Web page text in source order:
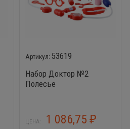
53619
Набор Доктор №2
Полесье
ЦЕНА: 1 086,75₽